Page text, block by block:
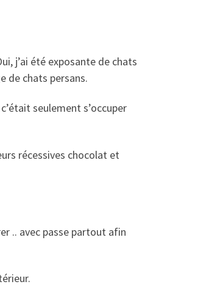
j’ai été exposante de chats
de chats persans.
seulement s’occuper
récessives chocolat et
.. avec passe partout afin